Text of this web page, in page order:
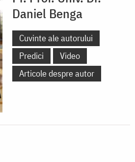
Daniel Benga
Cuvinte ale autorului
Predici
Video
Articole despre autor